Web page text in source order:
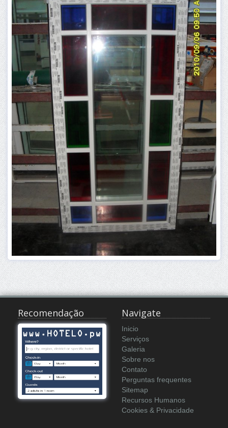
Recomendação Navigate
Inicio
Serviços
Galeria
Sobre nos
Contato
Perguntas frequentes
Sitemap
Recursos Humanos
Cookies & Privacidade